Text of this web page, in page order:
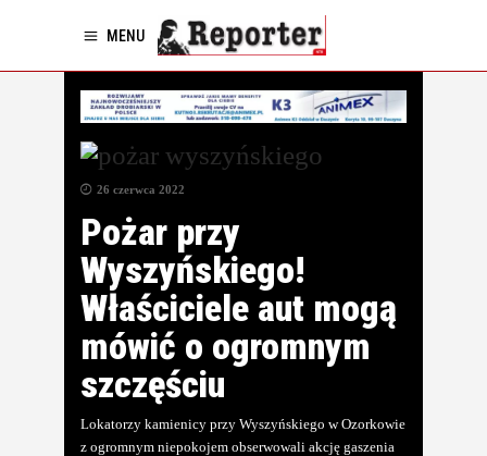
MENU
26 czerwca 2022
Pożar przy
Wyszyńskiego!
Właściciele aut mogą
mówić o ogromnym
szczęściu
Lokatorzy kamienicy przy Wyszyńskiego w Ozorkowie
z ogromnym niepokojem obserwowali akcję gaszenia